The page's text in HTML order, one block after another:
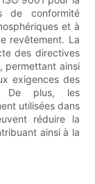
de conformité
et à
revêtement. La
des directives
permettant ainsi
exigences des
De plus, les
utilisées dans
réduire la
ainsi à la